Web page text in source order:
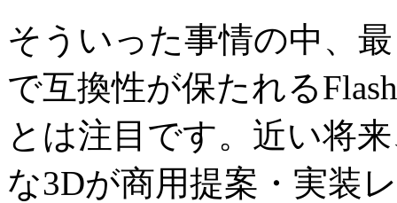
そういった事情の中、
で互換性が保たれる
とは注目です。近い将
な3Dが商用提案・実装